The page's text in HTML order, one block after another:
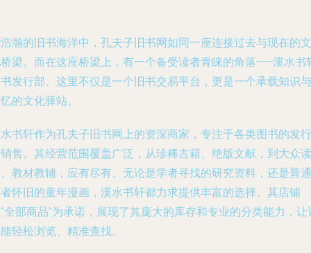
瀚的旧书海洋中，孔夫子旧书网如同一座连接过去与现在的文
梁。而在这座桥梁上，有一个备受读者青睐的角落——溪水书
发行部。这里不仅是一个旧书交易平台，更是一个承载知识与
的文化驿站。
书轩作为孔夫子旧书网上的资深商家，专注于各类图书的发行
售。其经营范围覆盖广泛，从珍稀古籍、绝版文献，到大众读
教材教辅，应有尽有。无论是学者寻找的研究资料，还是普通
怀旧的童年漫画，溪水书轩都力求提供丰富的选择。其店铺
全部商品”为承诺，展现了其庞大的库存和专业的分类能力，让
轻松浏览、精准查找。